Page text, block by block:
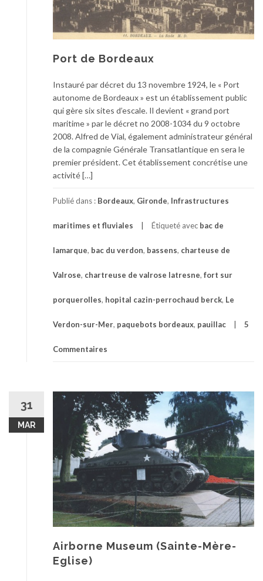
Port de Bordeaux
Instauré par décret du 13 novembre 1924, le « Port
autonome de Bordeaux » est un établissement public
qui gère six sites d’escale. Il devient « grand port
maritime » par le décret no 2008-1034 du 9 octobre
2008. Alfred de Vial, également administrateur général
de la compagnie Générale Transatlantique en sera le
premier président. Cet établissement concrétise une
activité […]
Publié dans : Bordeaux, Gironde, Infrastructures
maritimes et fluviales Étiqueté avec bac de
lamarque, bac du verdon, bassens, charteuse de
Valrose, chartreuse de valrose latresne, fort sur
porquerolles, hopital cazin-perrochaud berck, Le
Verdon-sur-Mer, paquebots bordeaux, pauillac 5
Commentaires
31
MAR
Airborne Museum (Sainte-Mère-
Eglise)